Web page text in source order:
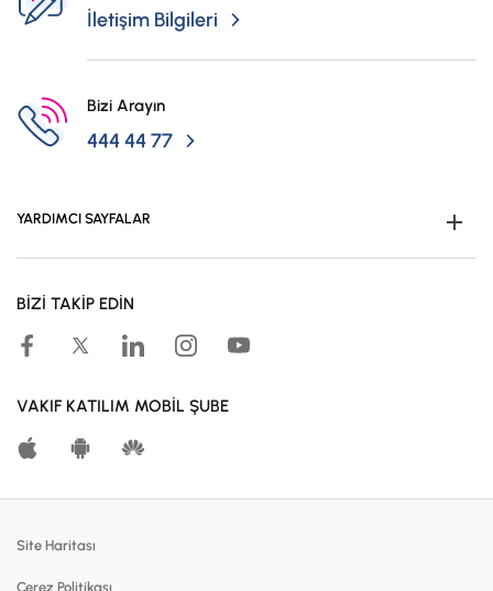
İletişim Bilgileri
Bizi Arayın
444 44 77
YARDIMCI SAYFALAR
Kampanyalar
Hesaplama Araçları
Katılma Hesapları
BİZİ TAKİP EDİN
VAKIF KATILIM MOBİL ŞUBE
Site Haritası
Çerez Politikası